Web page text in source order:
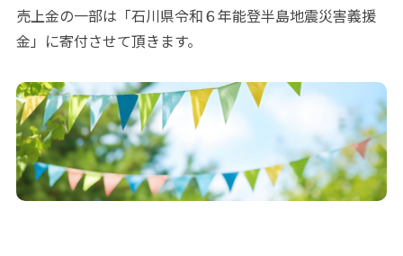
売上金の一部は「石川県令和６年能登半島地震災害義援
金」に寄付させて頂きます。